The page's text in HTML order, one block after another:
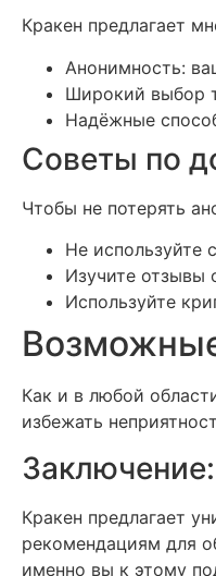
Кракен предлагает
Анонимность:
Широкий выбор
Надёжные
Советы по
Чтобы не потерять
Не используйте
Изучите отзывы
Используйте
Как и в любой
избежать
Кракен предлагает
рекомендациям для
именно вы к этому